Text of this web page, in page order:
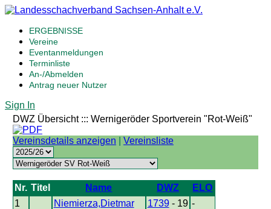
ERGEBNISSE
Vereine
Eventanmeldungen
Terminliste
An-/Abmelden
Antrag neuer Nutzer
Sign In
DWZ Übersicht ::: Wernigeröder Sportverein "Rot-Weiß"
Vereinsdetails anzeigen Vereinsliste
Nr. Titel Name DWZ
ELO
1
Niemierza,Dietmar 1739- 19 -